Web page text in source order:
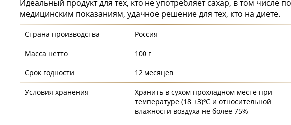
Идеальный продукт для тех, кто не употребляет сахар, в том числе по
медицинским показаниям, удачное решение для тех, кто на диете.
Страна производства Россия
Масса нетто 100 г
Срок годности 12 месяцев
Условия хранения
Хранить в сухом прохладном месте при
температуре (18 ±3)ºС и относительной
влажности воздуха не более 75%